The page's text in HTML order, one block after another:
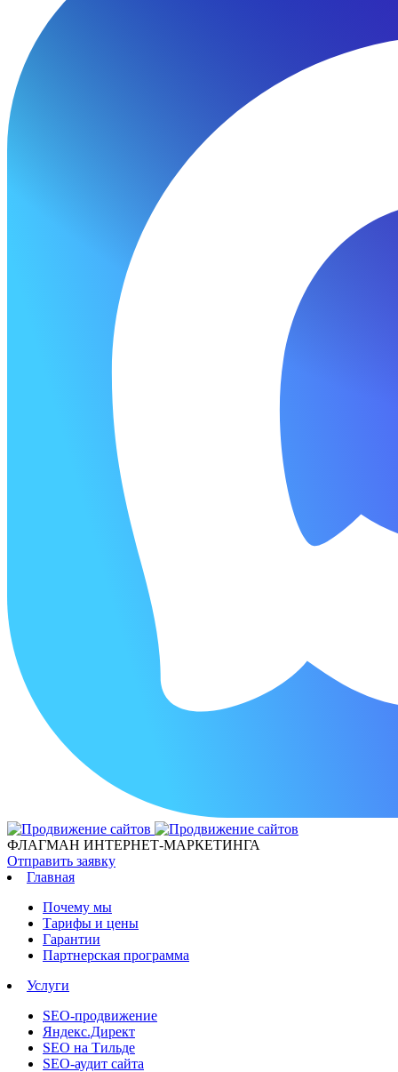
ФЛАГМАН ИНТЕРНЕТ-МАРКЕТИНГА
Отправить заявку
Главная
Почему мы
Тарифы и цены
Гарантии
Партнерская программа
Услуги
SEO-продвижение
Яндекс.Директ
SEO на Тильде
SEO-аудит сайта